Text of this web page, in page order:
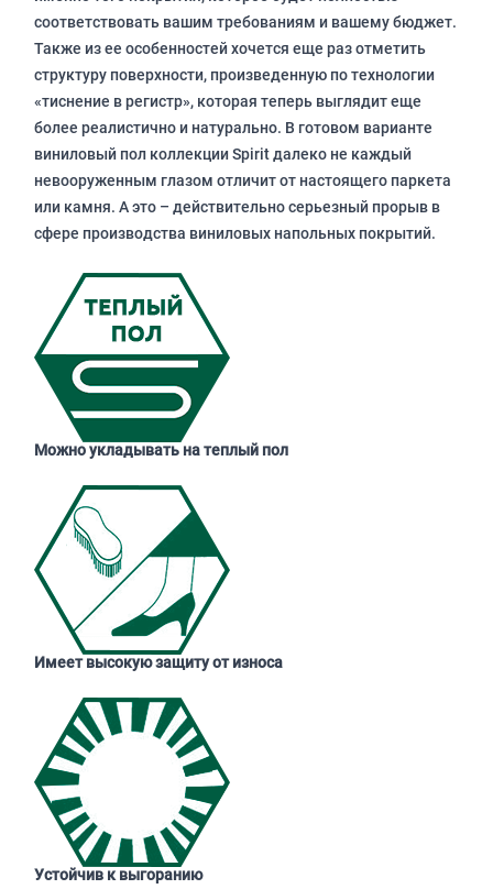
соответствовать вашим требованиям и вашему бюджет.
Также из ее особенностей хочется еще раз отметить
структуру поверхности, произведенную по технологии
«тиснение в регистр», которая теперь выглядит еще
более реалистично и натурально. В готовом варианте
виниловый пол коллекции Spirit далеко не каждый
невооруженным глазом отличит от настоящего паркета
или камня. А это – действительно серьезный прорыв в
сфере производства виниловых напольных покрытий.
Можно укладывать на теплый пол
Имеет высокую защиту от износа
Устойчив к выгоранию